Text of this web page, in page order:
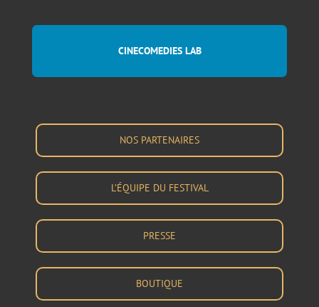
CINECOMEDIES LAB
NOS PARTENAIRES
L’ÉQUIPE DU FESTIVAL
PRESSE
BOUTIQUE